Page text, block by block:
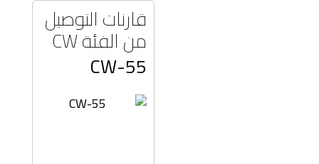
قارنات التوصيل
من الفئة CW
CW-55